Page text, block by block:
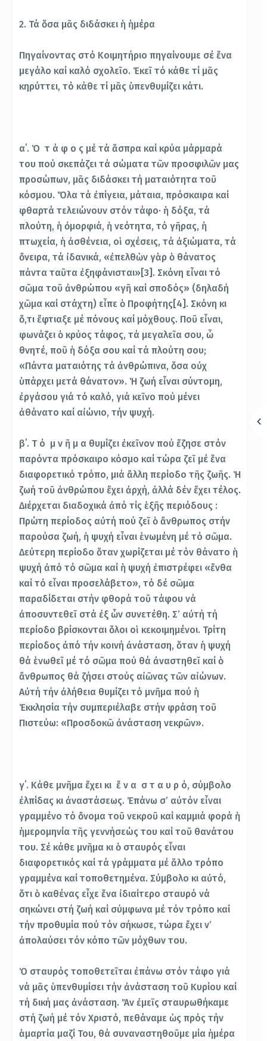
2. Τά ὅσα μᾶς διδάσκει ἡ ἡμέρα
Πηγαίνοντας στό Κοιμητήριο πηγαίνουμε σέ ἕνα
μεγάλο καί καλό σχολεῖο. Ἐκεῖ τό κάθε τί μᾶς
κηρύττει, τό κάθε τί μᾶς ὑπενθυμίζει κάτι.
α΄. Ὁ τ ά φ ο ς μέ τά ἄσπρα καί κρύα μάρμαρά
του πού σκεπάζει τά σώματα τῶν προσφιλῶν μας
προσώπων, μᾶς διδάσκει τή ματαιότητα τοῦ
κόσμου. Ὅλα τά ἐπίγεια, μάταια, πρόσκαιρα καί
φθαρτά τελειώνουν στόν τάφο· ἡ δόξα, τά
πλούτη, ἡ ὀμορφιά, ἡ νεότητα, τό γῆρας, ἡ
πτωχεία, ἡ ἀσθένεια, οἱ σχέσεις, τά ἀξιώματα, τά
ὄνειρα, τά ἰδανικά, «ἐπελθὼν γὰρ ὁ θάνατος
πάντα ταῦτα ἐξηφάνισται»[3]. Σκόνη εἶναι τό
σῶμα τοῦ ἀνθρώπου «γῆ καί σποδός» (δηλαδή
χῶμα καί στάχτη) εἶπε ὁ Προφήτης[4]. Σκόνη κι
ὅ,τι ἔφτιαξε μέ πόνους καί μόχθους. Ποῦ εἶναι,
φωνάζει ὁ κρύος τάφος, τά μεγαλεῖα σου, ὦ
θνητέ, ποῦ ἡ δόξα σου καί τά πλούτη σου;
«Πάντα ματαιότης τά ἀνθρώπινα, ὅσα οὐχ
ὑπάρχει μετά θάνατον». Ἡ ζωή εἶναι σύντομη,
ἐργάσου γιά τό καλό, γιά κεῖνο πού μένει
ἀθάνατο καί αἰώνιο, τήν ψυχή.
β΄. Τ ό μ ν ῆ μ α θυμίζει ἐκεῖνον πού ἔζησε στόν
παρόντα πρόσκαιρο κόσμο καί τώρα ζεῖ μέ ἕνα
διαφορετικό τρόπο, μιά ἄλλη περίοδο τῆς ζωῆς. Ἡ
ζωή τοῦ ἀνθρώπου ἔχει ἀρχή, ἀλλά δέν ἔχει τέλος.
Διέρχεται διαδοχικά ἀπό τίς ἑξῆς περιόδους :
Πρώτη περίοδος αὐτή πού ζεῖ ὁ ἄνθρωπος στήν
παρούσα ζωή, ἡ ψυχή εἶναι ἑνωμένη μέ τό σῶμα.
Δεύτερη περίοδο ὅταν χωρίζεται μέ τόν θάνατο ἡ
ψυχή ἀπό τό σῶμα καί ἡ ψυχή ἐπιστρέφει «ἔνθα
καί τό εἶναι προσελάβετο», τό δέ σῶμα
παραδίδεται στήν φθορά τοῦ τάφου νά
ἀποσυντεθεῖ στά ἐξ ὧν συνετέθη. Σ’ αὐτή τή
περίοδο βρίσκονται ὅλοι οἱ κεκοιμημένοι. Τρίτη
περίοδος ἀπό τήν κοινή ἀνάσταση, ὅταν ἡ ψυχή
θά ἑνωθεῖ μέ τό σῶμα πού θά ἀναστηθεῖ καί ὁ
ἄνθρωπος θά ζήσει στούς αἰῶνας τῶν αἰώνων.
Αὐτή τήν ἀλήθεια θυμίζει τό μνῆμα πού ἡ
Ἐκκλησία τήν συμπεριέλαβε στήν φράση τοῦ
Πιστεύω: «Προσδοκῶ ἀνάσταση νεκρῶν».
γ΄. Κάθε μνῆμα ἔχει κι ἕ ν α σ τ α υ ρ ό, σύμβολο
ἐλπίδας κι ἀναστάσεως. Ἐπάνω σ’ αὐτόν εἶναι
γραμμένο τό ὄνομα τοῦ νεκροῦ καί καμμιά φορά ἡ
ἡμερομηνία τῆς γεννήσεώς του καί τοῦ θανάτου
του. Σέ κάθε μνῆμα κι ὁ σταυρός εἶναι
διαφορετικός καί τά γράμματα μέ ἄλλο τρόπο
γραμμένα καί τοποθετημένα. Σύμβολο κι αὐτό,
ὅτι ὁ καθένας εἶχε ἕνα ἰδιαίτερο σταυρό νά
σηκώνει στή ζωή καί σύμφωνα μέ τόν τρόπο καί
τήν προθυμία πού τόν σήκωσε, τώρα ἔχει ν’
ἀπολαύσει τόν κόπο τῶν μόχθων του.
Ὁ σταυρός τοποθετεῖται ἐπάνω στόν τάφο γιά
νά μᾶς ὑπενθυμίσει τήν ἀνάσταση τοῦ Κυρίου καί
τή δική μας ἀνάσταση. Ἄν ἐμεῖς σταυρωθήκαμε
στή ζωή μέ τόν Χριστό, πεθάναμε ὡς πρός τήν
ἁμαρτία μαζί Του, θά συναναστηθοῦμε μία ἡμέρα